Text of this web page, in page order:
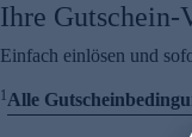
Ihre
Einfach einlösen und
1Alle